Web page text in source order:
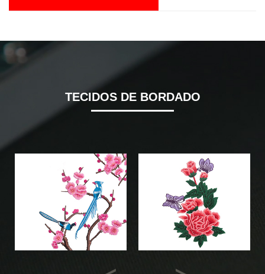
TECIDOS DE BORDADO
Next